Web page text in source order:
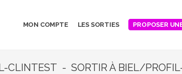
MON COMPTE LES SORTIES PROPOSER
CLINTEST - SORTIR À BIEL/